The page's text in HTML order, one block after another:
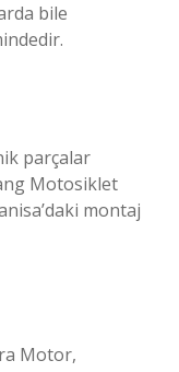
bile
parçalar
Motosiklet
montaj
Motor,